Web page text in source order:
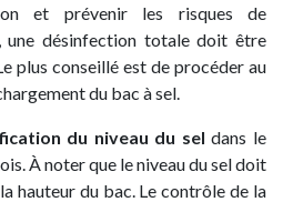
et prévenir les risques de
une désinfection totale doit être
plus conseillé est de procéder au
du bac à sel.
du niveau du sel dans le
À noter que le niveau du sel doit
hauteur du bac. Le contrôle de la